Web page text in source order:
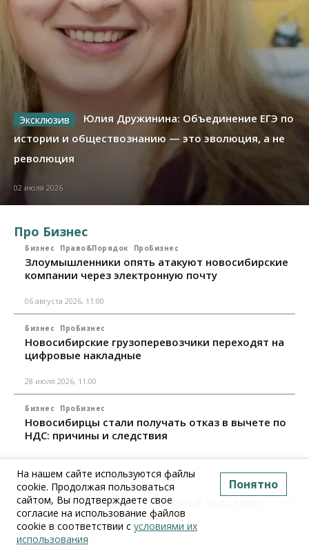
Юлия Дружинина: Объединение ЕГЭ по
истории и обществознанию — это эволюция, а не
революция
02 июля 2026
Про Бизнес
Бизнес Право&Порядок ПроБизнес
Злоумышленники опять атакуют новосибирские
компании через электронную почту
06 августа 2026, 11:00
Бизнес ПроБизнес
Новосибирские грузоперевозчики переходят на
цифровые накладные
28 июля 2026, 11:00
Бизнес ПроБизнес
Новосибирцы стали получать отказ в вычете по
НДС: причины и следствия
24 июля 2026, 10:30
Бизнес ПроБизнес
Новосибирская область вошла в топ регионов по
смертности бизнеса
17 июля 2026, 12:00
На нашем сайте используются файлы
cookie. Продолжая пользоваться
сайтом, Вы подтверждаете свое
согласие на использование файлов
cookie в соответствии с условиями их
использования
Понятно